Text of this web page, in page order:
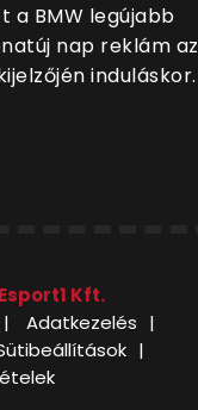
a BMW legújabb
nap reklám az
induláskor.
Esport1 Kft.
Adatkezelés